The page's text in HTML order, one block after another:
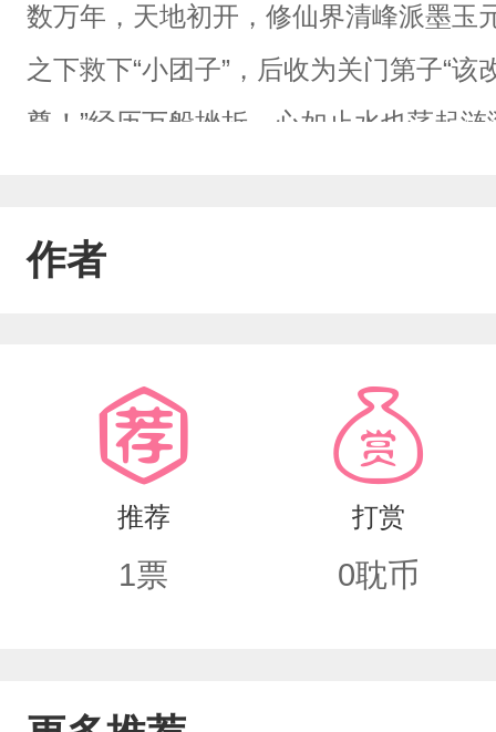
数万年，天地初开，修仙界清峰派墨玉
之下救下“小团子”，后收为关门第子“
尊！”经历万般挫折，心如止水也荡起
作者
推荐
1票
打赏
0耽币